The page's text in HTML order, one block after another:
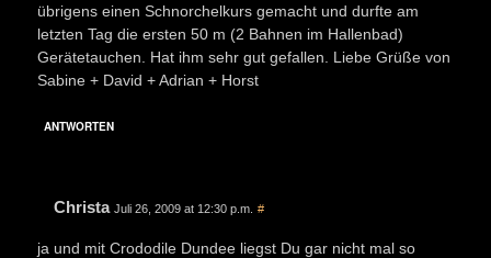
übrigens einen Schnorchelkurs gemacht und durfte am
letzten Tag die ersten 50 m (2 Bahnen im Hallenbad)
Gerätetauchen. Hat ihm sehr gut gefallen. Liebe Grüße von
Sabine + David + Adrian + Horst
ANTWORTEN
Christa Juli 26, 2009 at 12:30 p.m. #
ja und mit Crododile Dundee liegst Du gar nicht mal so